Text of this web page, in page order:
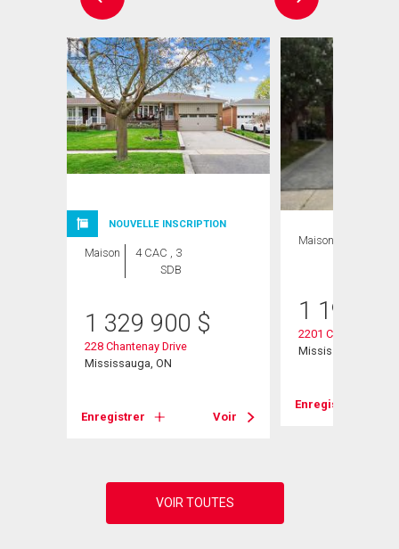
NOUVELLE INSCRIPTION
Maison
4 CAC , 3
SDB
1 329 900 $
228 Chantenay Drive
Mississauga, ON
Enregistrer Voir
Maison
1 199
2201 Cliff Road
Mississauga, ON
Enregistrer